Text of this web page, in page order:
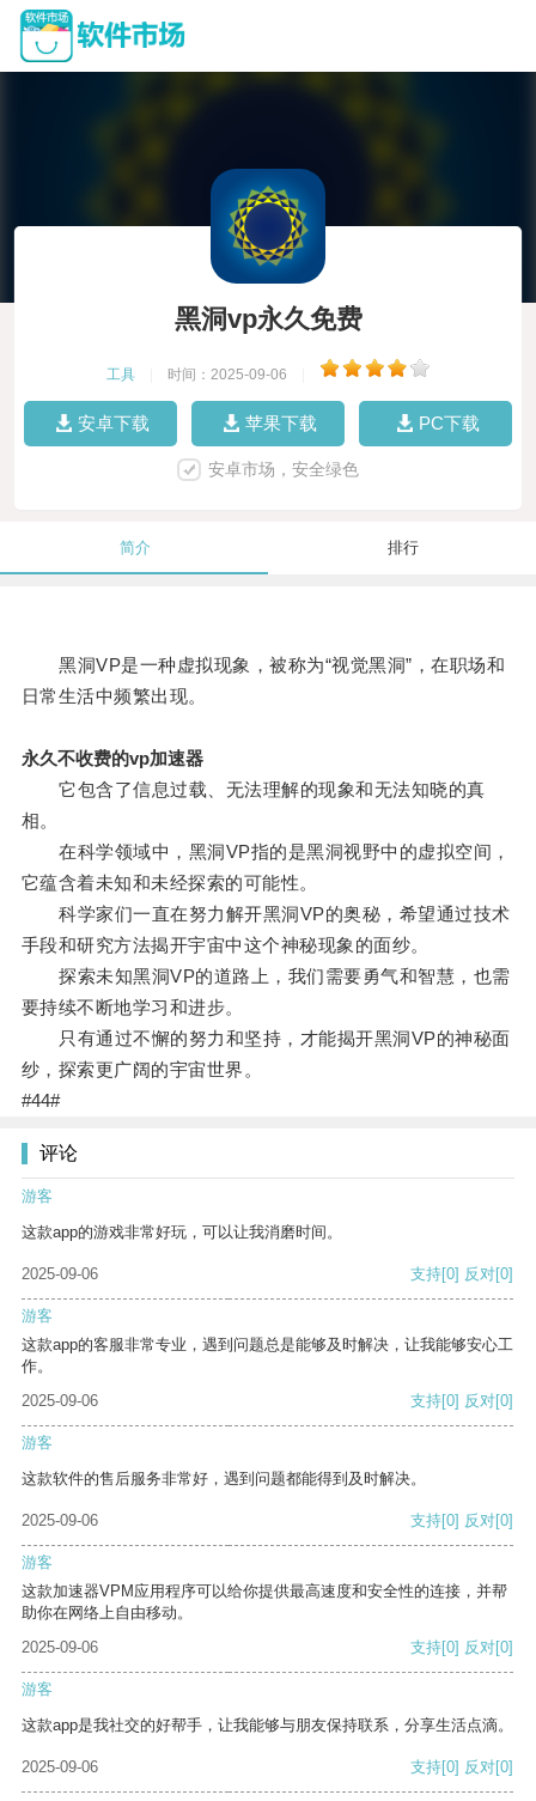
黑洞vp永久免费
工具 时间：2025-09-06
安卓下载 苹果下载 PC下载
安卓市场，安全绿色
简介 排行
黑洞VP是一种虚拟现象，被称为“视觉黑洞”，在职场和
日常生活中频繁出现。
永久不收费的vp加速器
它包含了信息过载、无法理解的现象和无法知晓的真
相。
在科学领域中，黑洞VP指的是黑洞视野中的虚拟空间，
它蕴含着未知和未经探索的可能性。
科学家们一直在努力解开黑洞VP的奥秘，希望通过技术
手段和研究方法揭开宇宙中这个神秘现象的面纱。
探索未知黑洞VP的道路上，我们需要勇气和智慧，也需
要持续不断地学习和进步。
只有通过不懈的努力和坚持，才能揭开黑洞VP的神秘面
纱，探索更广阔的宇宙世界。
#44#
评论
游客
这款app的游戏非常好玩，可以让我消磨时间。
2025-09-06 支持[0] 反对[0]
游客
这款app的客服非常专业，遇到问题总是能够及时解决，让我能够安心工
作。
2025-09-06
支持[0] 反对[0]
游客
这款软件的售后服务非常好，遇到问题都能得到及时解决。
2025-09-06 支持[0] 反对[0]
游客
这款加速器VPM应用程序可以给你提供最高速度和安全性的连接，并帮
助你在网络上自由移动。
2025-09-06
支持[0] 反对[0]
游客
这款app是我社交的好帮手，让我能够与朋友保持联系，分享生活点滴。
2025-09-06 支持[0] 反对[0]